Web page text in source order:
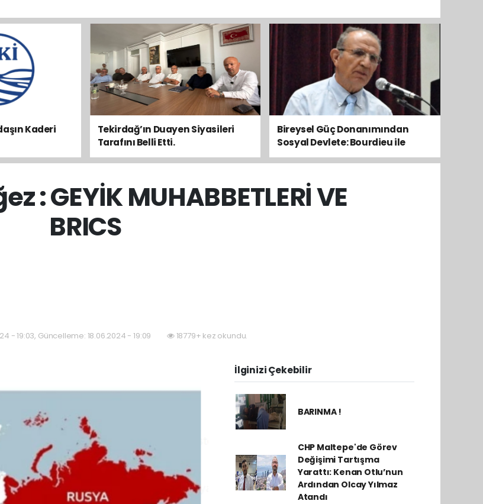
Kaderi
Tekirdağ’ın Duayen Siyasileri
Tarafını Belli Etti.
Bireysel Güç Donanımından
Sosyal Devlete: Bourdieu ile
Toplumsal Dengeyi Okumak
: GEYİK MUHABBETLERİ VE
BRICS
- 19:03, Güncelleme: 18.06.2024 - 19:09 18779+ kez okundu.
İlginizi Çekebilir
BARINMA !
CHP Maltepe'de Görev
Değişimi Tartışma
Yarattı: Kenan Otlu’nun
Ardından Olcay Yılmaz
Atandı